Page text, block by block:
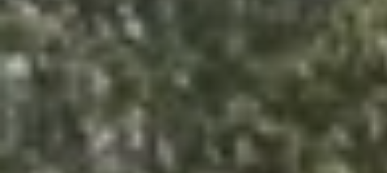
Graed houten carport Single
Niet op voorraad
Afmeting